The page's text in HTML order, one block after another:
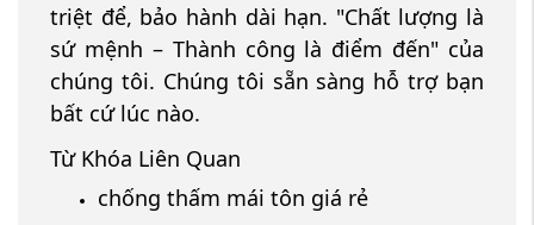
triệt để, bảo hành dài hạn. "Chất lượng là
sứ mệnh – Thành công là điểm đến" của
chúng tôi. Chúng tôi sẵn sàng hỗ trợ bạn
bất cứ lúc nào.
Từ Khóa Liên Quan
chống thấm mái tôn giá rẻ